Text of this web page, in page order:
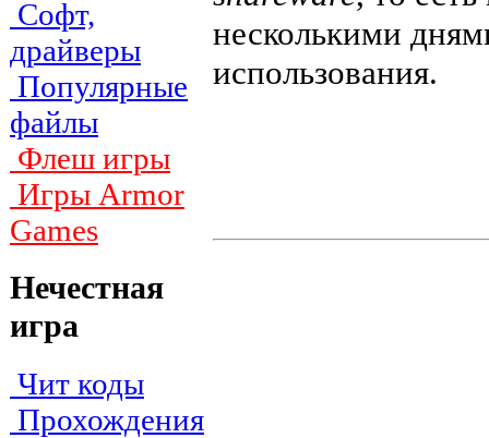
Софт,
драйверы
Популярные
файлы
Флеш игры
Игры Armor
Games
Нечестная
игра
Чит коды
Прохождения
несколькими
использования.